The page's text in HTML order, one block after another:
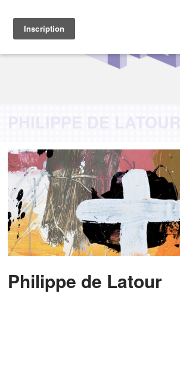
PHILIPPE DE LATOUR
Philippe de Latour